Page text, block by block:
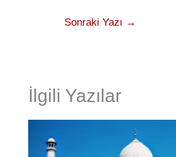
Sonraki Yazı →
İlgili Yazılar